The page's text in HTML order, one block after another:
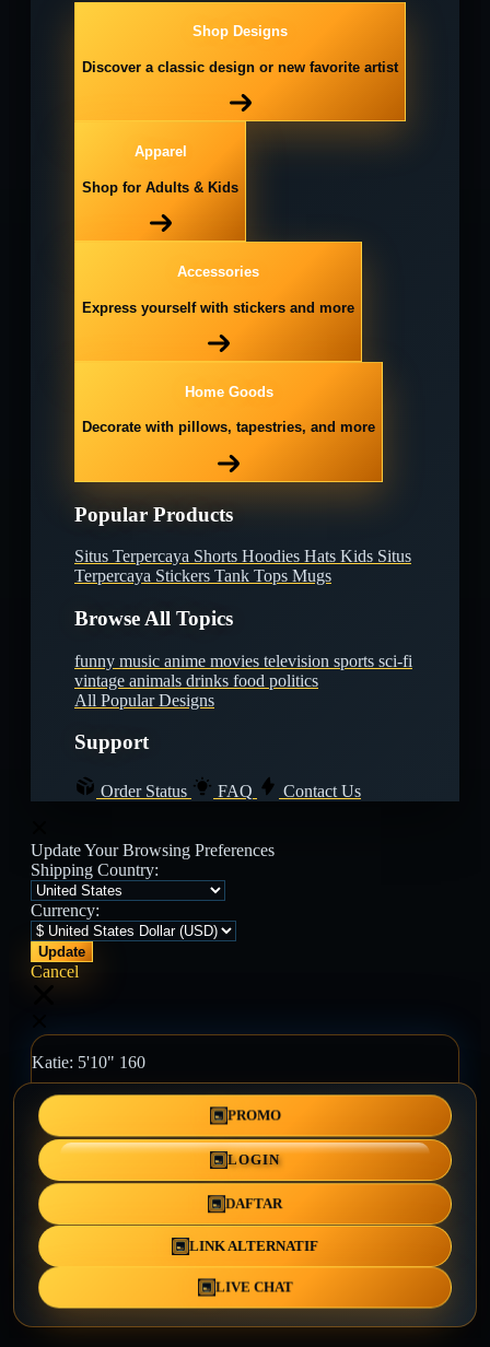
Shop Designs
Discover a classic design or new favorite artist
Apparel
Shop for Adults & Kids
Accessories
Express yourself with stickers and more
Home Goods
Decorate with pillows, tapestries, and more
Popular Products
Situs Terpercaya Shorts Hoodies Hats Kids Situs
Terpercaya Stickers Tank Tops Mugs
Browse All Topics
funny music anime movies television sports sci-fi
vintage animals drinks food politics
All Popular Designs
Support
Order Status FAQ Contact Us
Update Your Browsing Preferences
Shipping Country:
Currency:
Cancel
Katie: 5'10" 160
Select your person:
Male Female
Height
Short
Weight
Slim
View Size Chart
PROMO
LOGIN
DAFTAR
LINK ALTERNATIF
LIVE CHAT